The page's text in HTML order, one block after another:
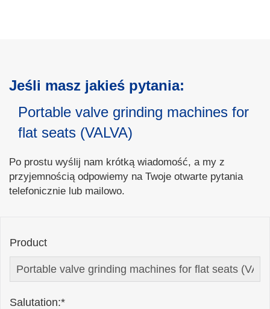
Jeśli masz jakieś pytania:
Portable valve grinding machines for
flat seats (VALVA)
Po prostu wyślij nam krótką wiadomość, a my z
przyjemnością odpowiemy na Twoje otwarte pytania
telefonicznie lub mailowo.
Product
Salutation:*